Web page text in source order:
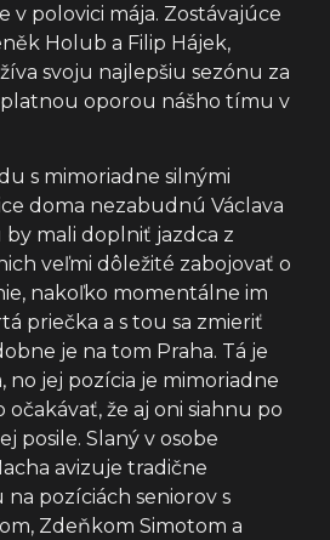
v polovici mája. Zostávajúce
Holub a Filip Hájek,
svoju najlepšiu sezónu za
oporou nášho tímu v
s mimoriadne silnými
doma nezabudnú Václava
mali doplniť jazdca z
veľmi dôležité zabojovať o
nakoľko momentálne im
priečka a s tou sa zmieriť
je na tom Praha. Tá je
jej pozícia je mimoriadne
očakávať, že aj oni siahnu po
posile. Slaný v osobe
avizuje tradične
pozíciách seniorov s
Zdeňkom Simotom a